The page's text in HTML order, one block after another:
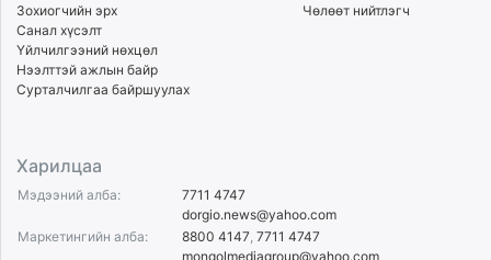
Зохиогчийн эрх
Санал хүсэлт
Үйлчилгээний нөхцөл
Нээлттэй ажлын байр
Сурталчилгаа байршуулах
Чөлөөт нийтлэгч
Харилцаа
Мэдээний алба:
7711 4747
dorgio.news@yahoo.com
Маркетингийн алба:
8800 4147 7711 4747
mongolmediagroup@yahoo.com